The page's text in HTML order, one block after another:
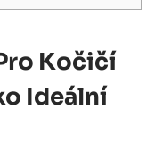
Kočičí
Ideální